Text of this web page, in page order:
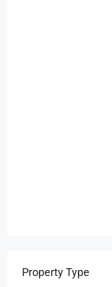
Property Type